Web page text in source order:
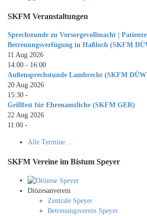
SKFM Veranstaltungen
Sprechstunde zu Vorsorgevollmacht |
Betreuungsverfügung in Haßloch (SKFM
11 Aug 2026
14:00 - 16:00
Außensprechstunde Lambrecht (SKFM
20 Aug 2026
15:30 -
Grillfest für Ehrenamtliche (SKFM GER)
22 Aug 2026
11:00 -
Alle Termine...
SKFM Vereine im Bistum Speyer
Diözesanverein
Zentrale Speyer
Betreuungsverein Speyer